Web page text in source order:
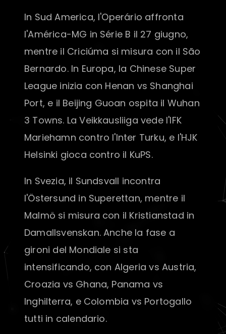
In Sud America, l'Operário affronta
l'América-MG in Série B il 27 giugno,
mentre il Criciúma si misura con il São
Bernardo. In Europa, la Chinese Super
League inizia con Henan vs Shanghai
Port, e il Beijing Guoan ospita il Wuhan
3 Towns. La Veikkausliiga vede l'IFK
Mariehamn contro l'Inter Turku, e l'HJK
Helsinki gioca contro il KuPS.
In Svezia, il Sundsvall incontra
l'Östersund in Superettan, mentre il
Malmö si misura con il Kristianstad in
Damallsvenskan. Anche la fase a
gironi del Mondiale si sta
intensificando, con Algeria vs Austria,
Croazia vs Ghana, Panama vs
Inghilterra, e Colombia vs Portogallo
tutti in calendario.